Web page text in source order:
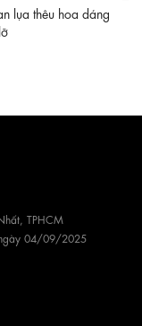
lụa thêu hoa dáng
TPHCM
04/09/2025